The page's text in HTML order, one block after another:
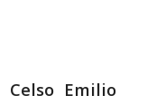
Celso Emilio